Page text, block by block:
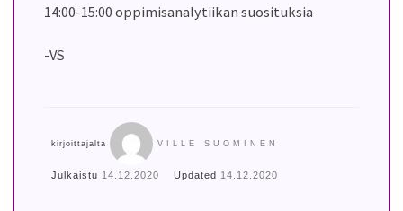
14:00-15:00 oppimisanalytiikan suosituksia
-VS
kirjoittajalta VILLE SUOMINEN
Julkaistu 14.12.2020 Updated 14.12.2020